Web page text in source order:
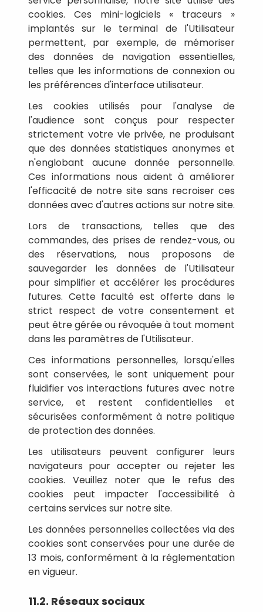
cookies. Ces mini-logiciels « traceurs »
implantés sur le terminal de l'Utilisateur
permettent, par exemple, de mémoriser
des données de navigation essentielles,
telles que les informations de connexion ou
les préférences d'interface utilisateur.
Les cookies utilisés pour l'analyse de
l'audience sont conçus pour respecter
strictement votre vie privée, ne produisant
que des données statistiques anonymes et
n'englobant aucune donnée personnelle.
Ces informations nous aident à améliorer
l'efficacité de notre site sans recroiser ces
données avec d'autres actions sur notre site.
Lors de transactions, telles que des
commandes, des prises de rendez-vous, ou
des réservations, nous proposons de
sauvegarder les données de l'Utilisateur
pour simplifier et accélérer les procédures
futures. Cette faculté est offerte dans le
strict respect de votre consentement et
peut être gérée ou révoquée à tout moment
dans les paramètres de l'Utilisateur.
Ces informations personnelles, lorsqu'elles
sont conservées, le sont uniquement pour
fluidifier vos interactions futures avec notre
service, et restent confidentielles et
sécurisées conformément à notre politique
de protection des données.
Les utilisateurs peuvent configurer leurs
navigateurs pour accepter ou rejeter les
cookies. Veuillez noter que le refus des
cookies peut impacter l'accessibilité à
certains services sur notre site.
Les données personnelles collectées via des
cookies sont conservées pour une durée de
13 mois, conformément à la réglementation
en vigueur.
11.2. Réseaux sociaux